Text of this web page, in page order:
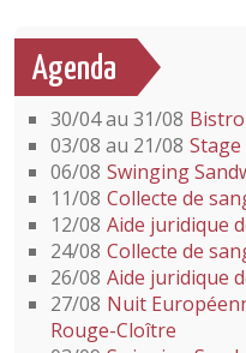
Agenda
30/04 au 31/08
03/08 au 21/08
06/08 Swinging
11/08 Collecte de
12/08 Aide juridique
24/08 Collecte de
26/08 Aide juridique
27/08 Nuit
Rouge-Cloître